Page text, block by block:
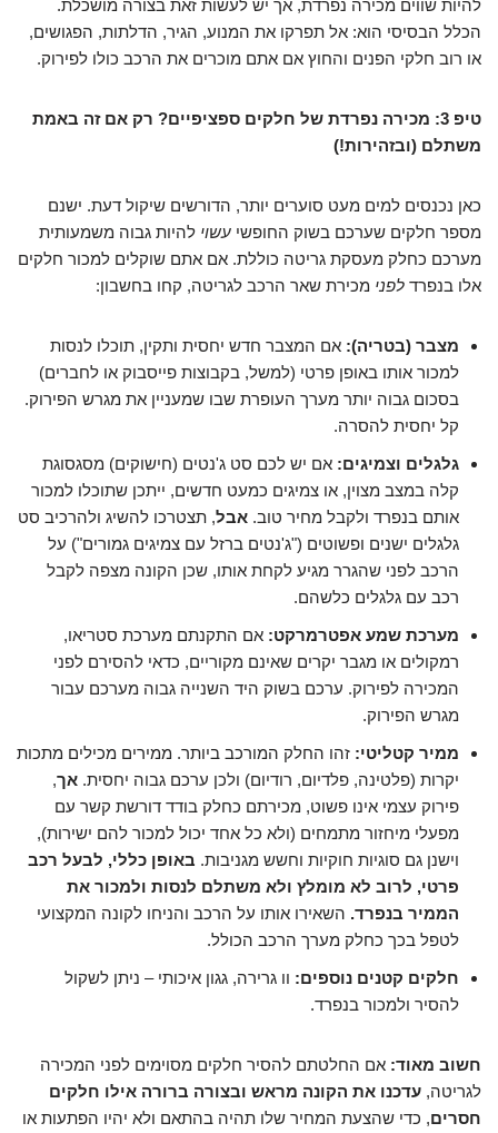
להיות שווים מכירה נפרדת, אך יש לעשות זאת בצורה מושכלת.
הכלל הבסיסי הוא: אל תפרקו את המנוע, הגיר, הדלתות, הפגושים,
או רוב חלקי הפנים והחוץ אם אתם מוכרים את הרכב כולו לפירוק.
טיפ 3: מכירה נפרדת של חלקים ספציפיים? רק אם זה באמת
משתלם (ובזהירות!)
כאן נכנסים למים מעט סוערים יותר, הדורשים שיקול דעת. ישנם
מספר חלקים שערכם בשוק החופשי עשוי להיות גבוה משמעותית
מערכם כחלק מעסקת גריטה כוללת. אם אתם שוקלים למכור חלקים
אלו בנפרד לפני מכירת שאר הרכב לגריטה, קחו בחשבון:
מצבר (בטריה): אם המצבר חדש יחסית ותקין, תוכלו לנסות
למכור אותו באופן פרטי (למשל, בקבוצות פייסבוק או לחברים)
בסכום גבוה יותר מערך העופרת שבו שמעניין את מגרש הפירוק.
קל יחסית להסרה.
גלגלים וצמיגים: אם יש לכם סט ג'נטים (חישוקים) מסגסוגת
קלה במצב מצוין, או צמיגים כמעט חדשים, ייתכן שתוכלו למכור
אותם בנפרד ולקבל מחיר טוב. אבל, תצטרכו להשיג ולהרכיב סט
גלגלים ישנים ופשוטים ("ג'נטים ברזל עם צמיגים גמורים") על
הרכב לפני שהגרר מגיע לקחת אותו, שכן הקונה מצפה לקבל
רכב עם גלגלים כלשהם.
מערכת שמע אפטרמרקט: אם התקנתם מערכת סטריאו,
רמקולים או מגבר יקרים שאינם מקוריים, כדאי להסירם לפני
המכירה לפירוק. ערכם בשוק היד השנייה גבוה מערכם עבור
מגרש הפירוק.
ממיר קטליטי: זהו החלק המורכב ביותר. ממירים מכילים מתכות
יקרות (פלטינה, פלדיום, רודיום) ולכן ערכם גבוה יחסית. אך,
פירוק עצמי אינו פשוט, מכירתם כחלק בודד דורשת קשר עם
מפעלי מיחזור מתמחים (ולא כל אחד יכול למכור להם ישירות),
וישנן גם סוגיות חוקיות וחשש מגניבות. באופן כללי, לבעל רכב
פרטי, לרוב לא מומלץ ולא משתלם לנסות ולמכור את
הממיר בנפרד. השאירו אותו על הרכב והניחו לקונה המקצועי
לטפל בכך כחלק מערך הרכב הכולל.
חלקים קטנים נוספים: וו גרירה, גגון איכותי – ניתן לשקול
להסיר ולמכור בנפרד.
חשוב מאוד: אם החלטתם להסיר חלקים מסוימים לפני המכירה
לגריטה, עדכנו את הקונה מראש ובצורה ברורה אילו חלקים
חסרים, כדי שהצעת המחיר שלו תהיה בהתאם ולא יהיו הפתעות או